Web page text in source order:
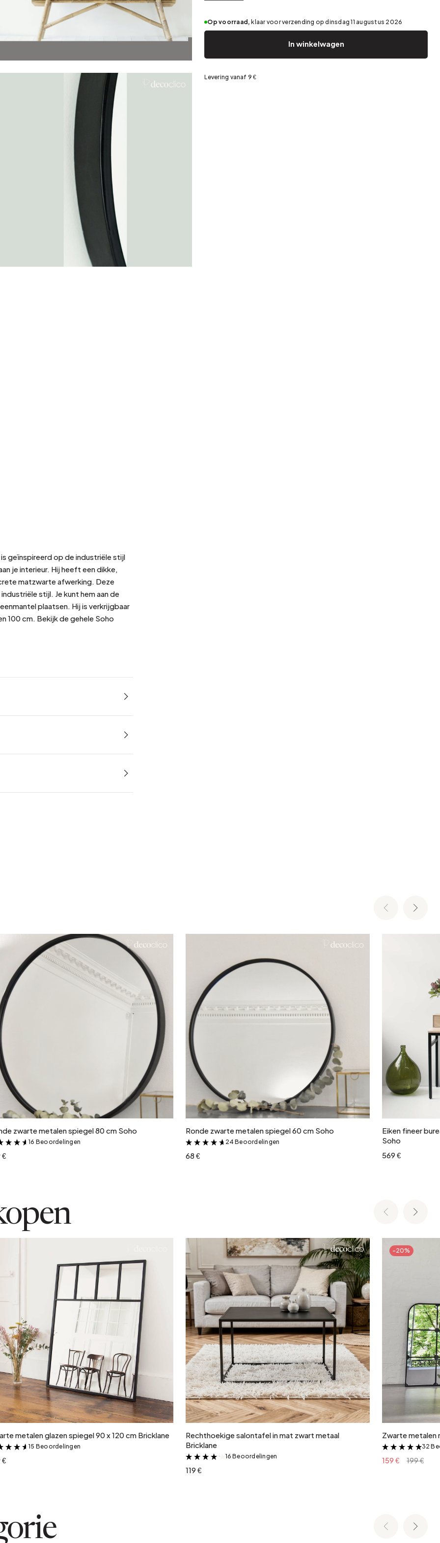
staal
Zilver
Op voorraad, klaar voor verzending op dinsdag 11 augustus 2026
In winkelwagen
Levering vanaf 9 €
geïnspireerd op de industriële stijl
je interieur. Hij heeft een dikke,
matzwarte afwerking. Deze
stijl. Je kunt hem aan de
plaatsen. Hij is verkrijgbaar
100 cm. Bekijk de gehele Soho
In winkelwagen
zwarte metalen spiegel 80 cm Soho
&
16 Beoordelingen
€
In winkelwagen
Ronde zwarte metalen spiegel 60 cm Soho
&
24 Beoordelingen
68 €
Eiken fineer
Soho
569 €
In winkelwagen
metalen glazen spiegel 90 x 120 cm Bricklane
&
15 Beoordelingen
€
In winkelwagen
Rechthoekige salontafel in mat zwart metaal
Bricklane
&
16 Beoordelingen
119 €
-20%
Zwarte metalen
&
32
159 € 199 €